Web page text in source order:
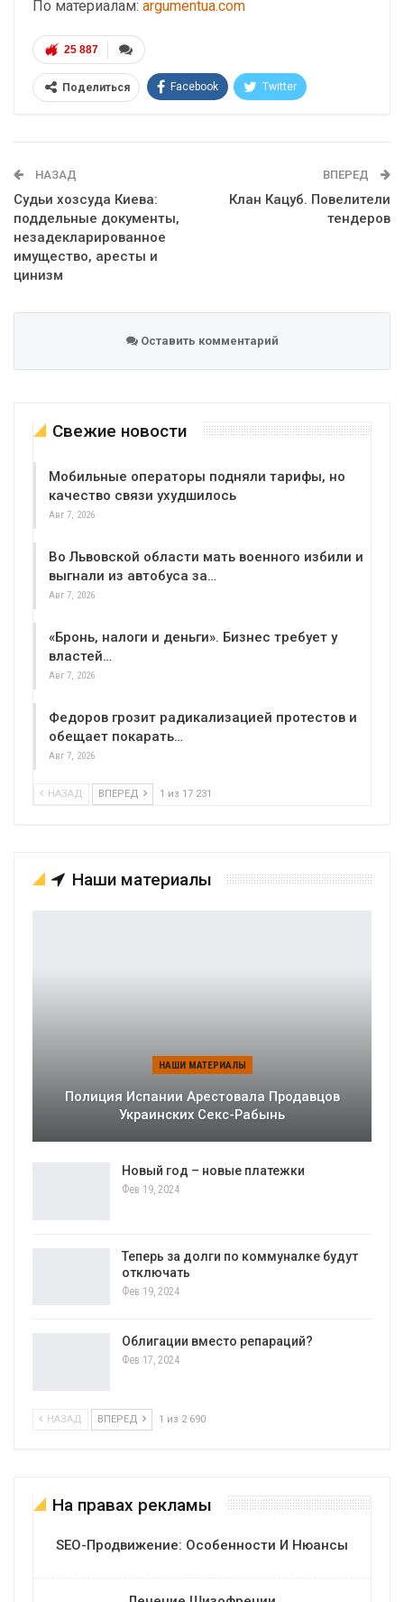
По материалам: argumentua.com
25 887
Поделиться Facebook Twitter
НАЗАД
Судьи хозсуда Киева:
поддельные документы,
незадекларированное
имущество, аресты и
цинизм
ВПЕРЕД
Клан Кацуб. Повелители
тендеров
Оставить комментарий
Свежие новости
Мобильные операторы подняли тарифы, но
качество связи ухудшилось
Авг 7, 2026
Во Львовской области мать военного избили и
выгнали из автобуса за…
Авг 7, 2026
«Бронь, налоги и деньги». Бизнес требует у
властей…
Авг 7, 2026
Федоров грозит радикализацией протестов и
обещает покарать…
Авг 7, 2026
НАЗАД ВПЕРЕД 1 из 17 231
Наши материалы
НАШИ МАТЕРИАЛЫ
Полиция Испании Арестовала Продавцов
Украинских Секс-Рабынь
Новый год – новые платежки
Фев 19, 2024
Теперь за долги по коммуналке будут
отключать
Фев 19, 2024
Облигации вместо репараций?
Фев 17, 2024
НАЗАД ВПЕРЕД 1 из 2 690
На правах рекламы
SEO-Продвижение: Особенности И Нюансы